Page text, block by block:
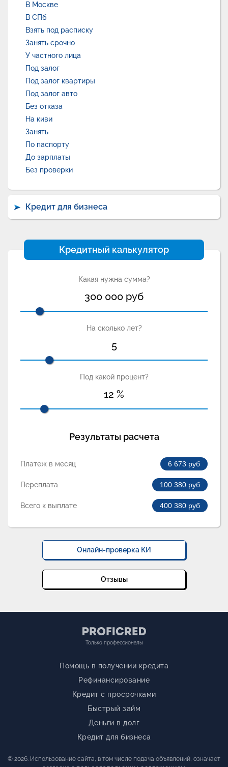
В Москве
В СПб
Взять под расписку
Занять срочно
У частного лица
Под залог
Под залог квартиры
Под залог авто
Без отказа
На киви
Занять
По паспорту
До зарплаты
Без проверки
Кредит для бизнеса
Кредитный калькулятор
Какая нужна сумма?
300 000 руб
На сколько лет?
5
Под какой процент?
12 %
Результаты расчета
Платеж в месяц 6 673 руб
Переплата 100 380 руб
Всего к выплате 400 380 руб
Онлайн-проверка КИ
Отзывы
Только профессионалы
Помощь в получении кредита
Рефинансирование
Кредит с просрочками
Быстрый займ
Деньги в долг
Кредит для бизнеса
© 2026. Использование сайта, в том числе подача объявлений, означает